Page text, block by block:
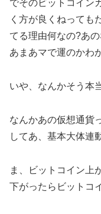
でそのビットコイン
く方が良くねっても
てる理由何なの?あ
あまあマで運のかわ
いや、なんかそう本
なんかあの仮想通貨
してあ、基本大体連
ま、ビットコイン上
下がったらビットコ